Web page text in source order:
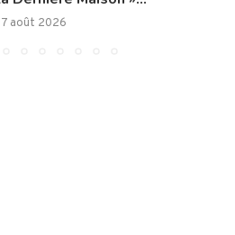
7 août 2026